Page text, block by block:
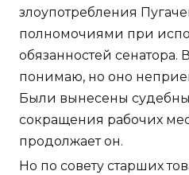
злоупотребления
полномочиями при
обязанностей
понимаю, но оно
Были вынесены
сокращения рабочих
продолжает он.
Но по совету старших